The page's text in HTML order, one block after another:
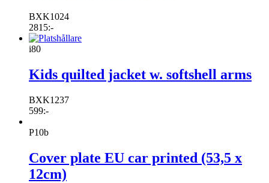
BXK1024
2815:-
i80
Kids quilted jacket w. softshell arms
BXK1237
599:-
P10b
Cover plate EU car printed (53,5 x
12cm)